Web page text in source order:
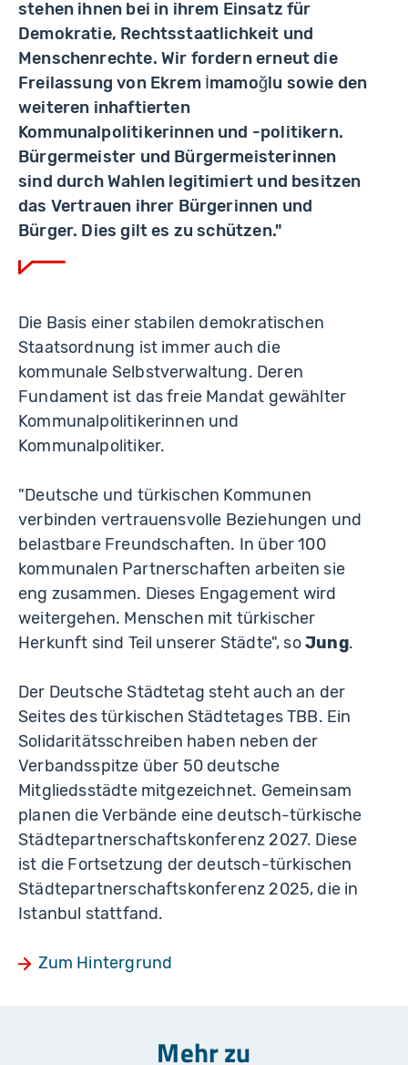
stehen ihnen bei in ihrem Einsatz für
Demokratie, Rechtsstaatlichkeit und
Menschenrechte. Wir fordern erneut die
Freilassung von Ekrem İmamoğlu sowie den
weiteren inhaftierten
Kommunalpolitikerinnen und -politikern.
Bürgermeister und Bürgermeisterinnen
sind durch Wahlen legitimiert und besitzen
das Vertrauen ihrer Bürgerinnen und
Bürger. Dies gilt es zu schützen."
Die Basis einer stabilen demokratischen
Staatsordnung ist immer auch die
kommunale Selbstverwaltung. Deren
Fundament ist das freie Mandat gewählter
Kommunalpolitikerinnen und
Kommunalpolitiker.
"Deutsche und türkischen Kommunen
verbinden vertrauensvolle Beziehungen und
belastbare Freundschaften. In über 100
kommunalen Partnerschaften arbeiten sie
eng zusammen. Dieses Engagement wird
weitergehen. Menschen mit türkischer
Herkunft sind Teil unserer Städte", soJung.
Der Deutsche Städtetag steht auch an der
Seites des türkischen Städtetages TBB. Ein
Solidaritätsschreiben haben neben der
Verbandsspitze über 50 deutsche
Mitgliedsstädte mitgezeichnet. Gemeinsam
planen die Verbände eine deutsch-türkische
Städtepartnerschaftskonferenz 2027. Diese
ist die Fortsetzung der deutsch-türkischen
Städtepartnerschaftskonferenz 2025, die in
Istanbul stattfand.
Zum Hintergrund
Mehr zu